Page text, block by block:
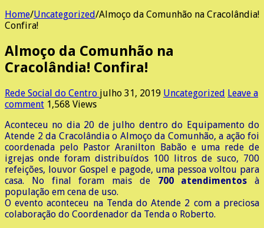
Home/Uncategorized/Almoço da Comunhão na Cracolândia!
Confira!
Almoço da Comunhão na
Cracolândia! Confira!
Rede Social do Centro julho 31, 2019 Uncategorized Leave a
comment 1,568 Views
Aconteceu no dia 20 de julho dentro do Equipamento do
Atende 2 da Cracolândia o Almoço da Comunhão, a ação foi
coordenada pelo Pastor Aranilton Babão e uma rede de
igrejas onde foram distribuídos 100 litros de suco, 700
refeições, louvor Gospel e pagode, uma pessoa voltou para
casa. No final foram mais de700 atendimentos à
população em cena de uso.
O evento aconteceu na Tenda do Atende 2 com a preciosa
colaboração do Coordenador da Tenda o Roberto.